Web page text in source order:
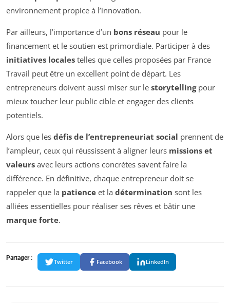
environnement propice à l’innovation.
Par ailleurs, l’importance d’un bons réseau pour le
financement et le soutien est primordiale. Participer à des
initiatives locales telles que celles proposées par France
Travail peut être un excellent point de départ. Les
entrepreneurs doivent aussi miser sur le storytellingpour
mieux toucher leur public cible et engager des clients
potentiels.
Alors que les défis de l’entrepreneuriat social prennent de
l’ampleur, ceux qui réussissent à aligner leurs missions et
valeurs avec leurs actions concrètes savent faire la
différence. En définitive, chaque entrepreneur doit se
rappeler que la patience et la détermination sont les
alliées essentielles pour réaliser ses rêves et bâtir une
marque forte.
Partager :
Twitter Facebook LinkedIn